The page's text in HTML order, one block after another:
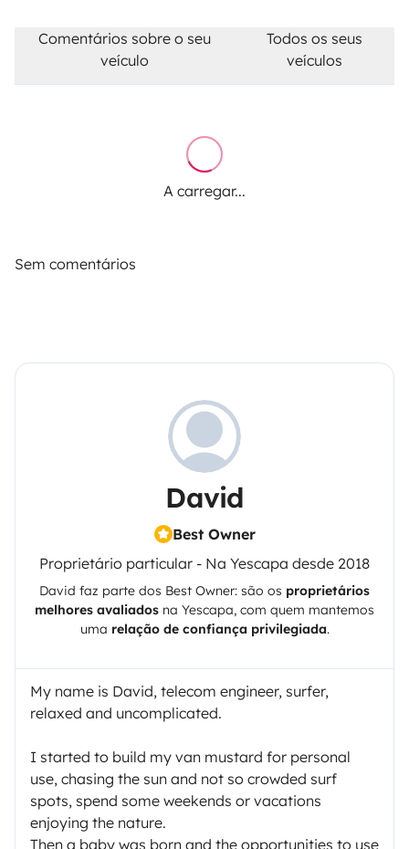
Comentários sobre o seu
veículo
Todos os seus
veículos
A carregar...
Sem comentários
David
Best Owner
Proprietário particular - Na Yescapa desde 2018
David faz parte dos Best Owner: são os proprietários
melhores avaliados na Yescapa, com quem mantemos
uma relação de confiança privilegiada.
My name is David, telecom engineer, surfer,
relaxed and uncomplicated.
I started to build my van mustard for personal
use, chasing the sun and not so crowded surf
spots, spend some weekends or vacations
enjoying the nature.
Then a baby was born and the opportunities to use